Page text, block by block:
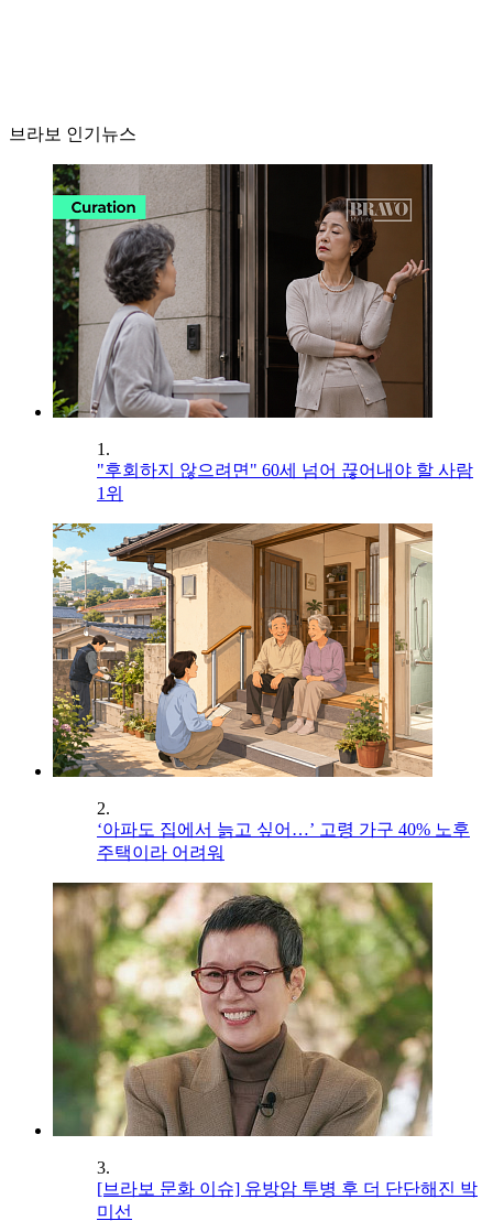
브라보 인기뉴스
1.
"후회하지 않으려면" 60세 넘어 끊어내야 할 사람
1위
2.
‘아파도 집에서 늙고 싶어…’ 고령 가구 40% 노후
주택이라 어려워
3.
[브라보 문화 이슈] 유방암 투병 후 더 단단해진 박
미선